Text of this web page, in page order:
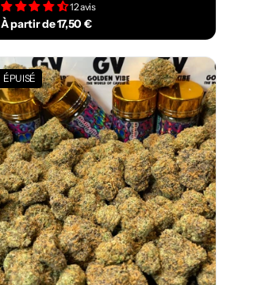
12 avis
À partir de 17,50 €
ÉPUISÉ